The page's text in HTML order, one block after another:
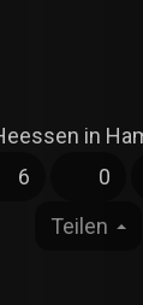
6 0
Teilen